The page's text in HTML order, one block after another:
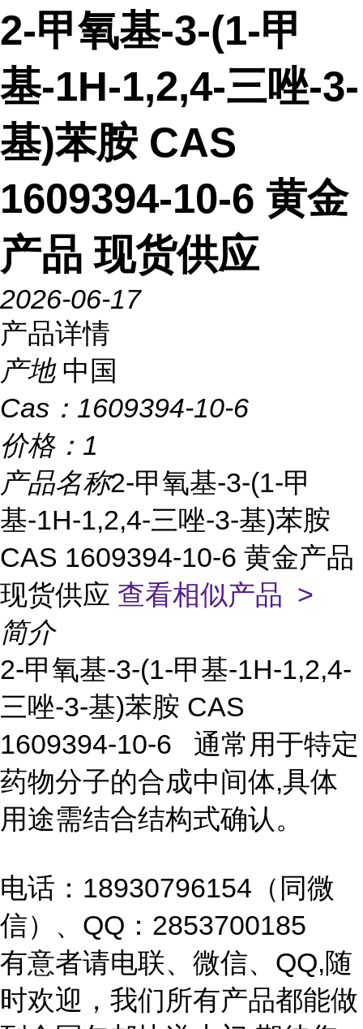
2-甲氧基-3-(1-甲
基-1H-1,2,4-三唑-3-
基)苯胺 CAS
1609394-10-6 黄金
产品 现货供应
2026-06-17
产品详情
产地 中国
Cas： 1609394-10-6
价格： 1
产品名称2-甲氧基-3-(1-甲
基-1H-1,2,4-三唑-3-基)苯胺
CAS 1609394-10-6 黄金产品
现货供应 查看相似产品 >
简介
2-甲氧基-3-(1-甲基-1H-1,2,4-
三唑-3-基)苯胺 CAS
1609394-10-6 通常用于特定
药物分子的合成中间体,具体
用途需结合结构式确认。
电话：18930796154（同微
信）、QQ：2853700185
有意者请电联、微信、QQ,随
时欢迎，我们所有产品都能做